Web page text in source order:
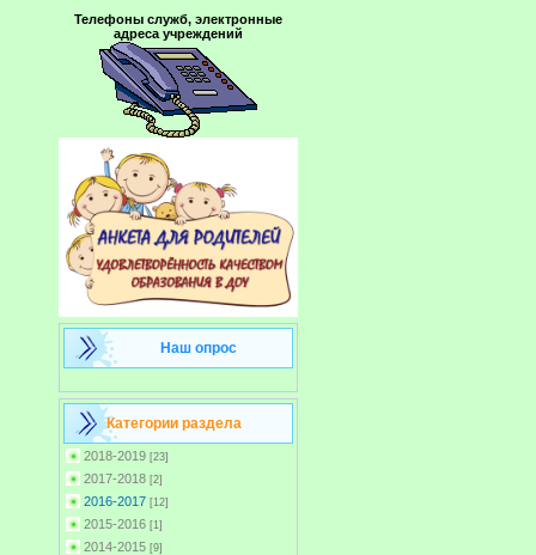
Телефоны служб, электронные
адреса учреждений
Наш опрос
Категории раздела
2018-2019 [23]
2017-2018 [2]
2016-2017 [12]
2015-2016 [1]
2014-2015 [9]